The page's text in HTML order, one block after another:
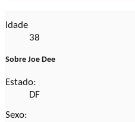
Idade
38
Sobre Joe Dee
Estado:
DF
Sexo: